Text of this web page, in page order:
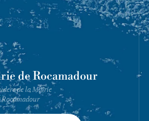
de Rocamadour
de la Mairie
Rocamadour